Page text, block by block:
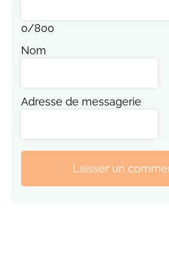
0/800
Nom
Adresse de messagerie
Laisser un